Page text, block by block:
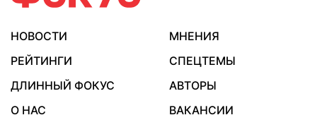
НОВОСТИ
МНЕНИЯ
РЕЙТИНГИ
СПЕЦТЕМЫ
ДЛИННЫЙ ФОКУС
АВТОРЫ
О НАС
ВАКАНСИИ